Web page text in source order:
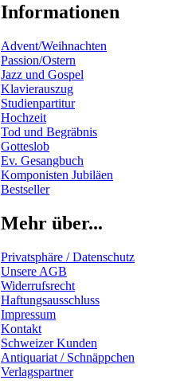
Informationen
Advent/Weihnachten
Passion/Ostern
Jazz und Gospel
Klavierauszug
Studienpartitur
Hochzeit
Tod und Begräbnis
Gotteslob
Ev. Gesangbuch
Komponisten Jubiläen
Bestseller
Mehr über...
Privatsphäre / Datenschutz
Unsere AGB
Widerrufsrecht
Haftungsausschluss
Impressum
Kontakt
Schweizer Kunden
Antiquariat / Schnäppchen
Verlagspartner